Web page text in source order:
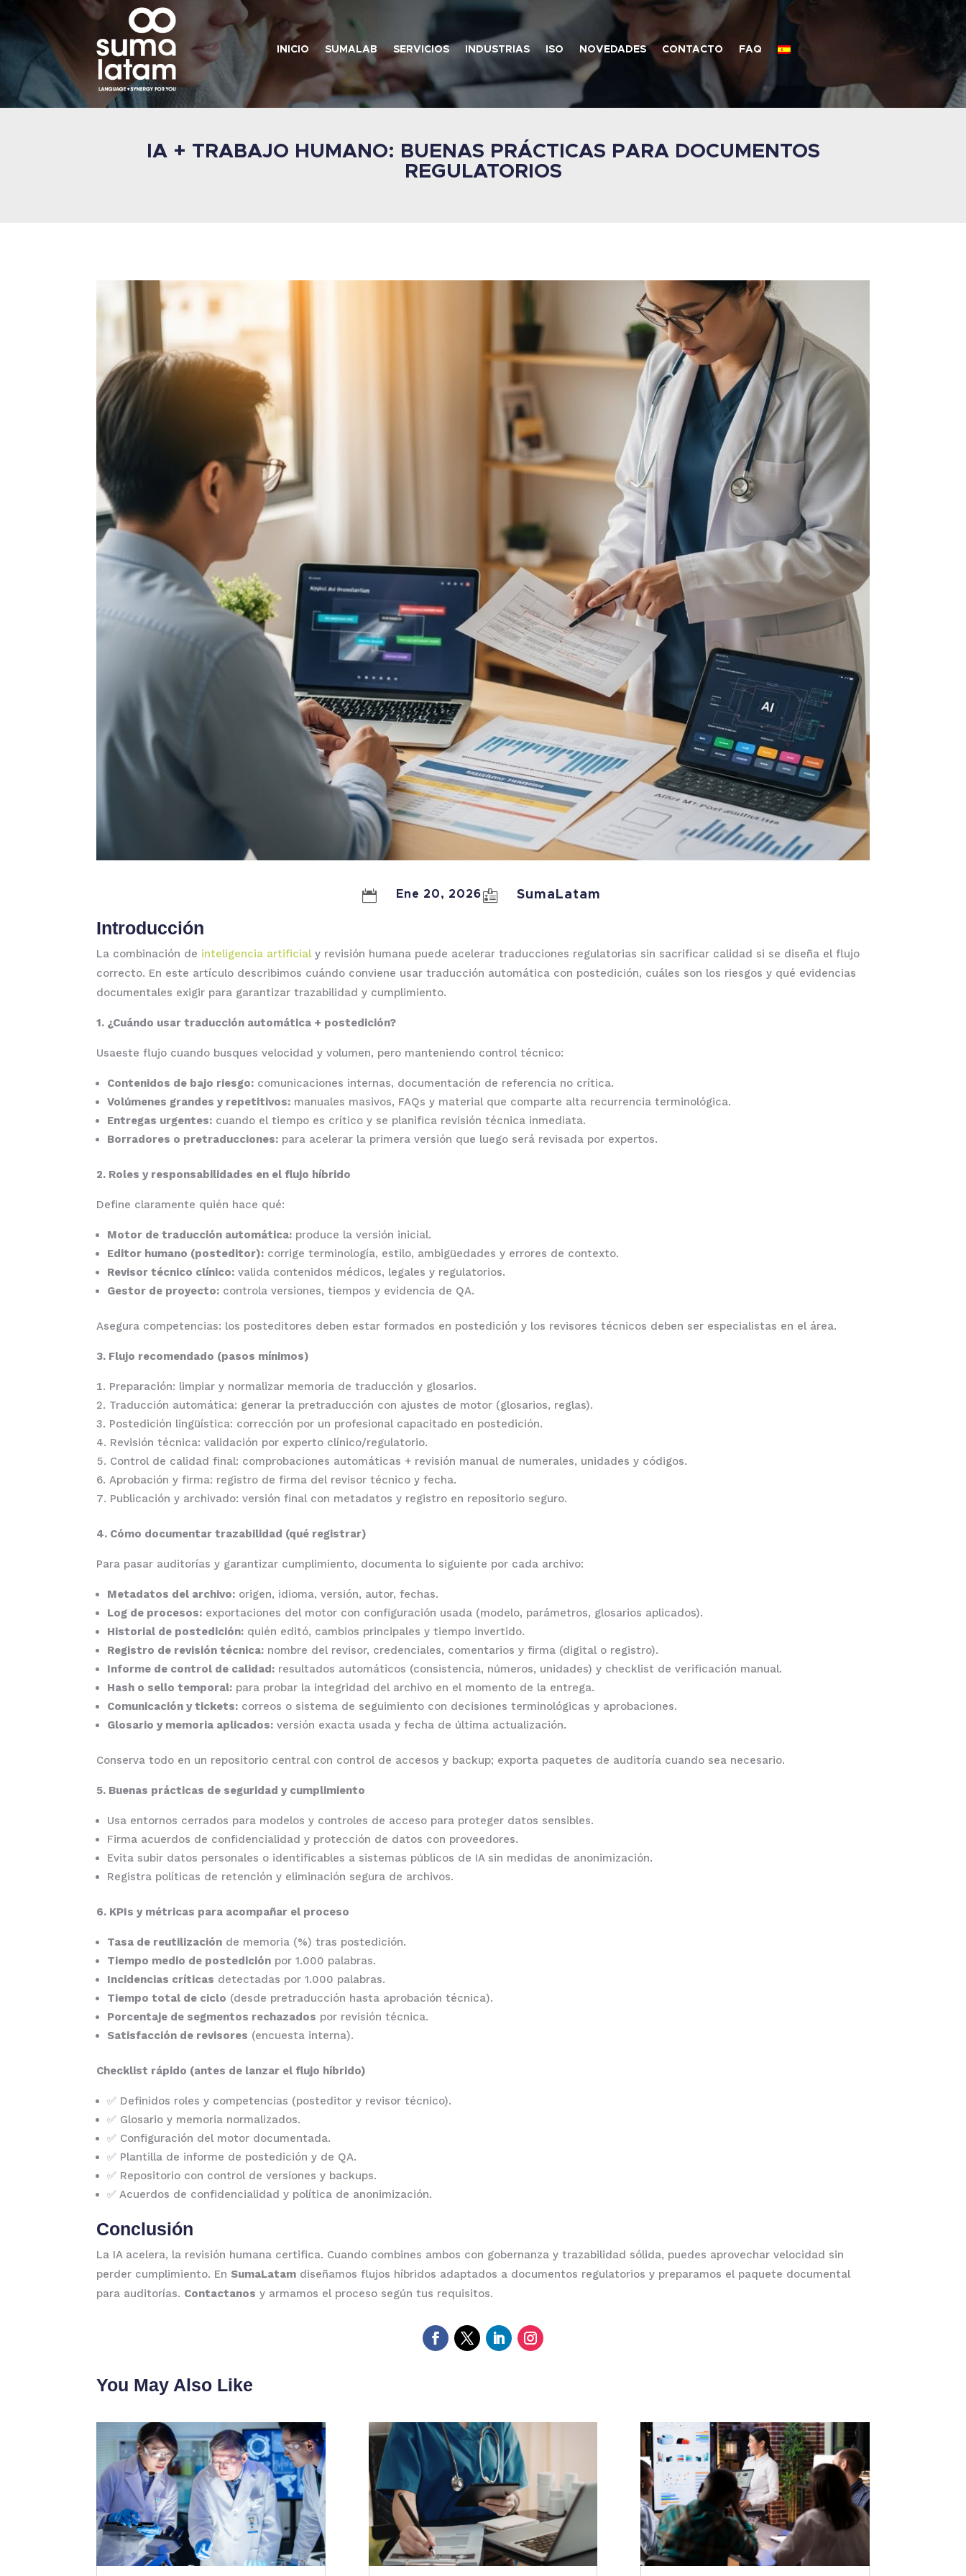
INICIO SUMALAB SERVICIOS INDUSTRIAS ISO NOVEDADES CONTACTO FAQ
IA + TRABAJO HUMANO: BUENAS PRÁCTICAS PARA DOCUMENTOS
REGULATORIOS
 Ene 20, 2026 SumaLatam
Introducción
La combinación de inteligencia artificialy revisión humana puede acelerar traducciones regulatorias sin sacrificar calidad si se diseña el flujo
correcto. En este artículo describimos cuándo conviene usar traducción automática con postedición, cuáles son los riesgos y qué evidencias
documentales exigir para garantizar trazabilidad y cumplimiento.
1. ¿Cuándo usar traducción automática + postedición?
Usaeste flujo cuando busques velocidad y volumen, pero manteniendo control técnico:
Contenidos de bajo riesgo: comunicaciones internas, documentación de referencia no crítica.
Volúmenes grandes y repetitivos: manuales masivos, FAQs y material que comparte alta recurrencia terminológica.
Entregas urgentes: cuando el tiempo es crítico y se planifica revisión técnica inmediata.
Borradores o pretraducciones: para acelerar la primera versión que luego será revisada por expertos.
2. Roles y responsabilidades en el flujo híbrido
Define claramente quién hace qué:
Motor de traducción automática: produce la versión inicial.
Editor humano (posteditor): corrige terminología, estilo, ambigüedades y errores de contexto.
Revisor técnico clínico: valida contenidos médicos, legales y regulatorios.
Gestor de proyecto: controla versiones, tiempos y evidencia de QA.
Asegura competencias: los posteditores deben estar formados en postedición y los revisores técnicos deben ser especialistas en el área.
3. Flujo recomendado (pasos mínimos)
Preparación: limpiar y normalizar memoria de traducción y glosarios.
Traducción automática: generar la pretraducción con ajustes de motor (glosarios, reglas).
Postedición lingüística: corrección por un profesional capacitado en postedición.
Revisión técnica: validación por experto clínico/regulatorio.
Control de calidad final: comprobaciones automáticas + revisión manual de numerales, unidades y códigos.
Aprobación y firma: registro de firma del revisor técnico y fecha.
Publicación y archivado: versión final con metadatos y registro en repositorio seguro.
4. Cómo documentar trazabilidad (qué registrar)
Para pasar auditorías y garantizar cumplimiento, documenta lo siguiente por cada archivo:
Metadatos del archivo: origen, idioma, versión, autor, fechas.
Log de procesos: exportaciones del motor con configuración usada (modelo, parámetros, glosarios aplicados).
Historial de postedición: quién editó, cambios principales y tiempo invertido.
Registro de revisión técnica: nombre del revisor, credenciales, comentarios y firma (digital o registro).
Informe de control de calidad: resultados automáticos (consistencia, números, unidades) y checklist de verificación manual.
Hash o sello temporal: para probar la integridad del archivo en el momento de la entrega.
Comunicación y tickets: correos o sistema de seguimiento con decisiones terminológicas y aprobaciones.
Glosario y memoria aplicados: versión exacta usada y fecha de última actualización.
Conserva todo en un repositorio central con control de accesos y backup; exporta paquetes de auditoría cuando sea necesario.
5. Buenas prácticas de seguridad y cumplimiento
Usa entornos cerrados para modelos y controles de acceso para proteger datos sensibles.
Firma acuerdos de confidencialidad y protección de datos con proveedores.
Evita subir datos personales o identificables a sistemas públicos de IA sin medidas de anonimización.
Registra políticas de retención y eliminación segura de archivos.
6. KPIs y métricas para acompañar el proceso
Tasa de reutilización de memoria (%) tras postedición.
Tiempo medio de postedición por 1.000 palabras.
Incidencias críticas detectadas por 1.000 palabras.
Tiempo total de ciclo (desde pretraducción hasta aprobación técnica).
Porcentaje de segmentos rechazados por revisión técnica.
Satisfacción de revisores (encuesta interna).
Checklist rápido (antes de lanzar el flujo híbrido)
✅ Definidos roles y competencias (posteditor y revisor técnico).
✅ Glosario y memoria normalizados.
✅ Configuración del motor documentada.
✅ Plantilla de informe de postedición y de QA.
✅ Repositorio con control de versiones y backups.
✅ Acuerdos de confidencialidad y política de anonimización.
Conclusión
La IA acelera, la revisión humana certifica. Cuando combines ambos con gobernanza y trazabilidad sólida, puedes aprovechar velocidad sin
perder cumplimiento. En SumaLatam diseñamos flujos híbridos adaptados a documentos regulatorios y preparamos el paquete documental
para auditorías. Contactanos y armamos el proceso según tus requisitos.
You May Also Like